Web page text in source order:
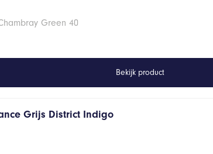
Green 40
Bekijk product
Grijs District Indigo